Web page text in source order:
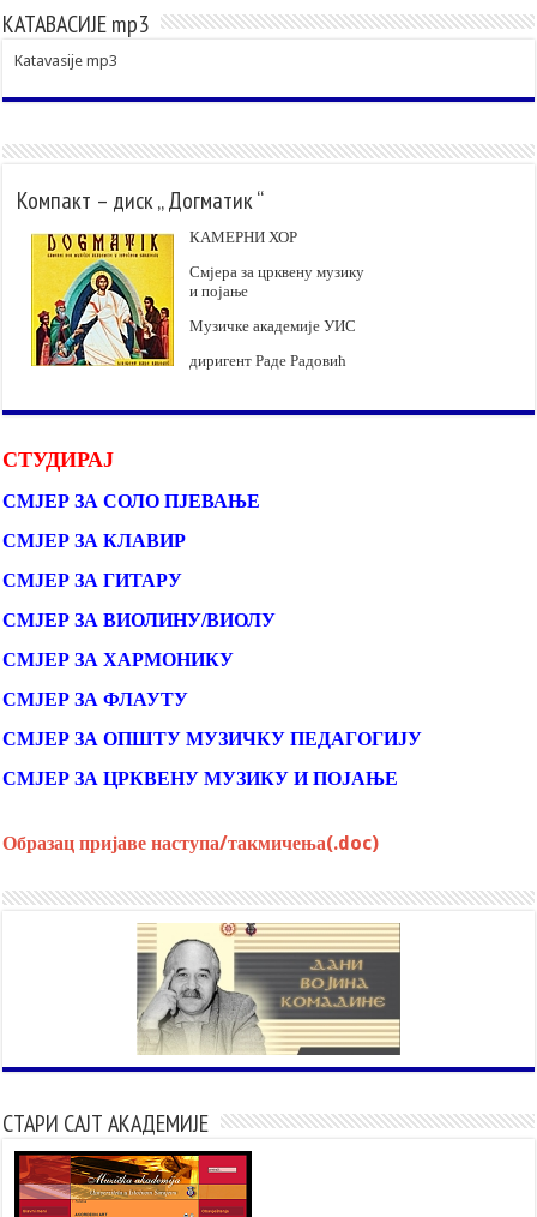
КАТАВАСИЈЕ mp3
Katavasije mp3
Компакт – диск „ Догматик “
КАМЕРНИ ХОР
Смјера за црквену музику
и појање
Музичке академије УИС
диригент Раде Радовић
СТУДИРАЈ
СМЈЕР ЗА СОЛО ПЈЕВАЊЕ
СМЈЕР ЗА КЛАВИР
СМЈЕР ЗА ГИТАРУ
СМЈЕР ЗА ВИОЛИНУ/ВИОЛУ
СМЈЕР ЗА ХАРМОНИКУ
СМЈЕР ЗА ФЛАУТУ
СМЈЕР ЗА ОПШТУ МУЗИЧКУ ПЕДАГОГИЈУ
СМЈЕР ЗА ЦРКВЕНУ МУЗИКУ И ПОЈАЊЕ
Образац пријаве наступа/такмичења(.doc)
СТАРИ САЈТ АКАДЕМИЈЕ